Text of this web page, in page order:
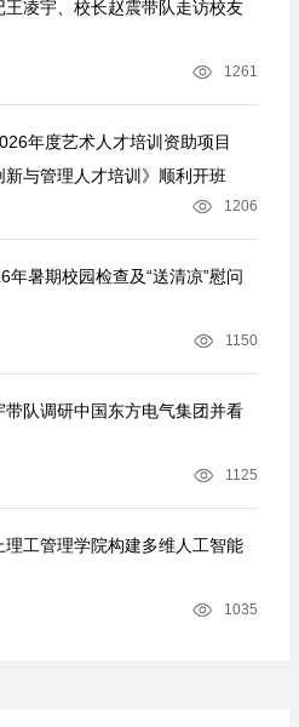
王凌宇、校长赵震带队走访校友
1261
年度艺术人才培训资助项目
新与管理人才培训》顺利开班
1206
年暑期校园检查及“送清凉”慰问
1150
带队调研中国东方电气集团并看
1125
理工管理学院构建多维人工智能
1035